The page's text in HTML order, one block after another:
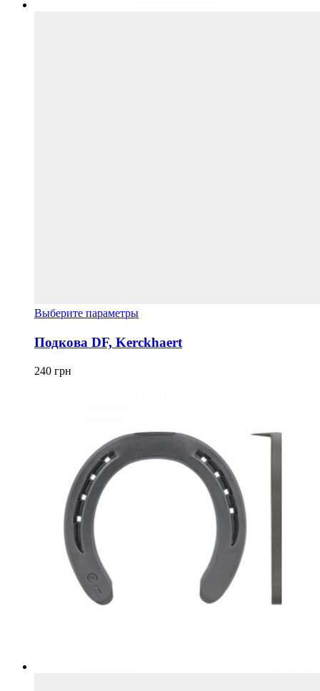
Выберите параметрыЭтот
имеет
несколько
Подкова DF, Kerckhaert
240 грн